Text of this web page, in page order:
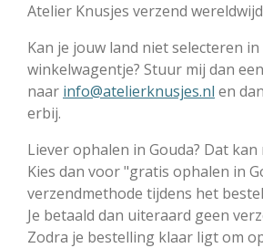
Atelier Knusjes verzend
Kan je jouw land niet selecteren
winkelwagentje? Stuur mij dan
naar info@atelierknusjes.nl en
erbij.
Liever ophalen in Gouda? Dat
Kies dan voor "gratis ophalen in
verzendmethode tijdens het
Je betaald dan uiteraard geen
Zodra je bestelling klaar ligt om